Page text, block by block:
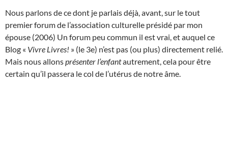
Nous parlons de ce dont je parlais déjà, avant, sur le tout
premier forum de l’association culturelle présidé par mon
épouse (2006) Un forum peu commun il est vrai, et auquel ce
Blog « Vivre Livres! » (le 3e) n’est pas (ou plus) directement relié.
Mais nous allonsprésenter l’enfantautrement, cela pour être
certain qu’il passera le col de l’utérus de notre âme.